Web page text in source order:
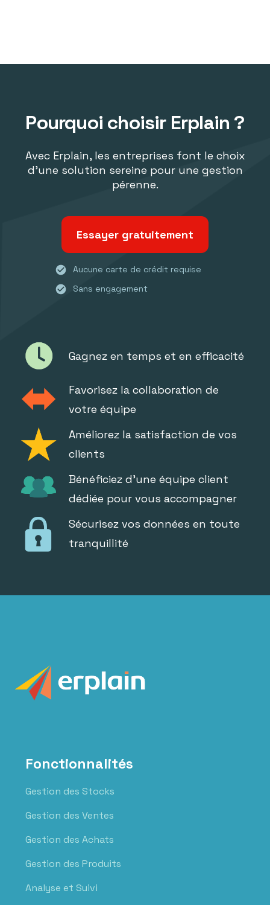
Pourquoi choisir Erplain ?
Avec Erplain, les entreprises font le choix
d'une solution sereine pour une gestion
pérenne.
Essayer gratuitement
check_circle Aucune carte de crédit requise
check_circle Sans engagement
Gagnez en temps et en efficacité
Favorisez la collaboration de
votre équipe
Améliorez la satisfaction de vos
clients
Bénéficiez d'une équipe client
dédiée pour vous accompagner
Sécurisez vos données en toute
tranquillité
Fonctionnalités
Gestion des Stocks
Gestion des Ventes
Gestion des Achats
Gestion des Produits
Analyse et Suivi